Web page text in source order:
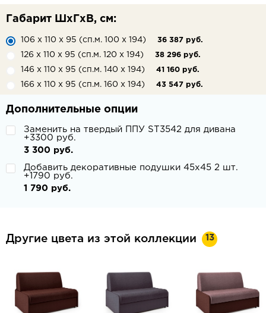
Габарит ШхГхВ, см:
106 х 110 х 95 (сп.м. 100 х 194) 36 387 руб.
126 х 110 х 95 (сп.м. 120 х 194) 38 296 руб.
146 х 110 х 95 (сп.м. 140 х 194) 41 160 руб.
166 х 110 х 95 (сп.м. 160 х 194) 43 547 руб.
Дополнительные опции
Заменить на твердый ППУ ST3542 для дивана
+3300 руб.
3 300 руб.
Добавить декоративные подушки 45х45 2 шт.
+1790 руб.
1 790 руб.
Другие цвета из этой коллекции 13